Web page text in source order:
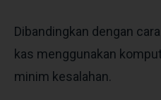
Dibandingkan dengan
kas menggunakan
minim kesalahan.